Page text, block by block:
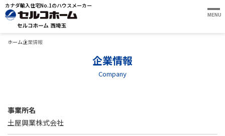
カナダ輸入住宅No.1のハウスメーカー
MENU
ホーム企業情報
企業情報
Company
事業所名
土屋興業株式会社